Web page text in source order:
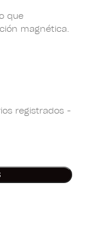
que
magnética.
registrados -